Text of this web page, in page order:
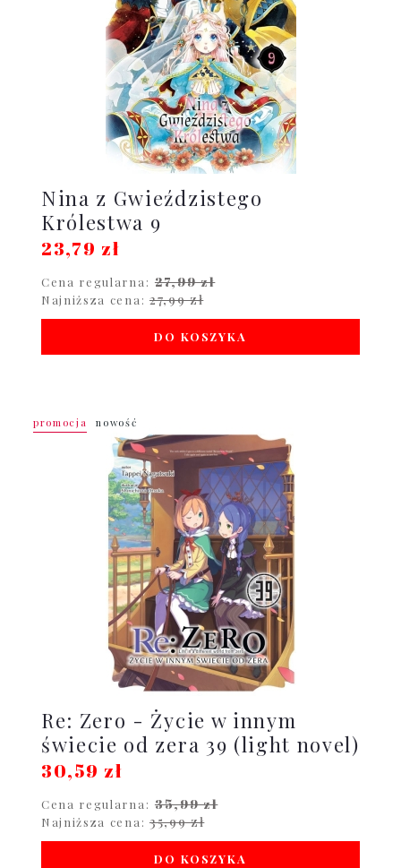
Nina z Gwieździstego
Królestwa 9
23,79 zł
Cena regularna: 27,99 zł
Najniższa cena: 27,99 zł
DO KOSZYKA
Re: Zero - Życie w innym
świecie od zera 39 (light novel)
30,59 zł
Cena regularna: 35,99 zł
Najniższa cena: 35,99 zł
DO KOSZYKA
promocja nowość